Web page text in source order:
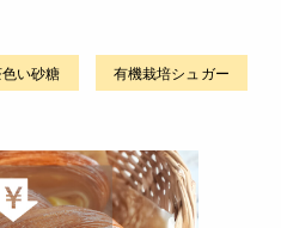
い砂糖 有機栽培シュガー